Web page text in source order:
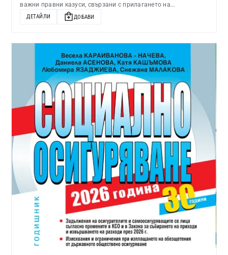
важни правни казуси, свързани с прилагането на...
ДЕТАЙЛИ ДОБАВИ